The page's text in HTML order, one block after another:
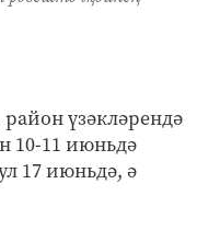
үзәкләрендә
10-11 июньдә
17 июньдә, ә